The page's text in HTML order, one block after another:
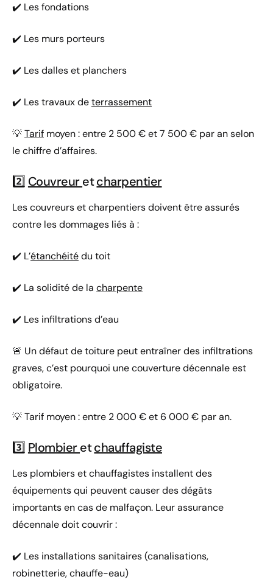
✔️ Les fondations
✔️ Les murs porteurs
✔️ Les dalles et planchers
✔️ Les travaux deterrassement
💡Tarif moyen : entre 2 500 € et 7 500 € par an selon
le chiffre d’affaires.
2️⃣ Couvreuretcharpentier
Les couvreurs et charpentiers doivent être assurés
contre les dommages liés à :
✔️ L’étanchéitédu toit
✔️ La solidité de la charpente
✔️ Les infiltrations d’eau
🚨 Un défaut de toiture peut entraîner des infiltrations
graves, c’est pourquoi une couverture décennale est
obligatoire.
💡 Tarif moyen : entre 2 000 € et 6 000 € par an.
3️⃣ Plombieretchauffagiste
Les plombiers et chauffagistes installent des
équipements qui peuvent causer des dégâts
importants en cas de malfaçon. Leur assurance
décennale doit couvrir :
✔️ Les installations sanitaires (canalisations,
robinetterie, chauffe-eau)